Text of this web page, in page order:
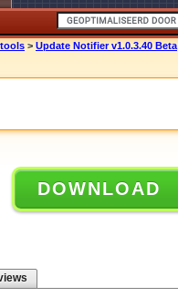
> Update Notifier v1.0.3.40 Beta
DOWNLOAD